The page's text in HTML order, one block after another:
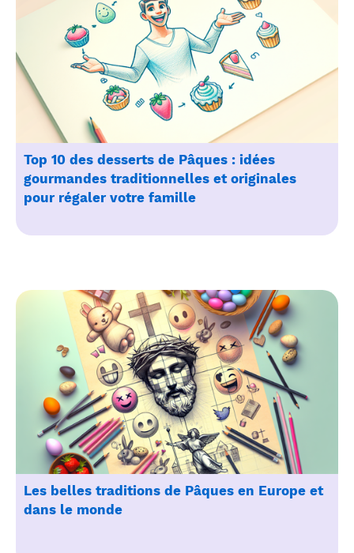
Top 10 des desserts de Pâques : idées
gourmandes traditionnelles et originales
pour régaler votre famille
Les belles traditions de Pâques en Europe et
dans le monde